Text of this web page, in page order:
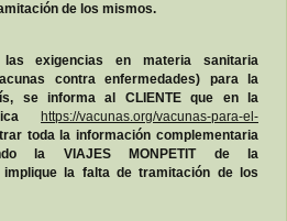
de los mismos.
exigencias en materia sanitaria
contra enfermedades) para la
se informa al CLIENTE que en la
https://vacunas.org/vacunas-para-el-
toda la información complementaria
la VIAJES MONPETIT de la
implique la falta de tramitación de los